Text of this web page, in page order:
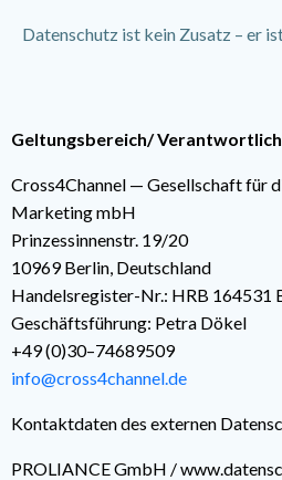
Datenschutz ist kein Zusatz – er
Geltungsbereich/
Cross4Channel — Gesellschaft für
Marketing mbH
Prinzessinnenstr. 19/20
10969 Berlin, Deutschland
Handelsregister-Nr.: HRB 164531
Geschäftsführung: Petra Dökel
+49 (0)30–74689509
info@cross4channel.de
Kontaktdaten des externen
PROLIANCE GmbH /